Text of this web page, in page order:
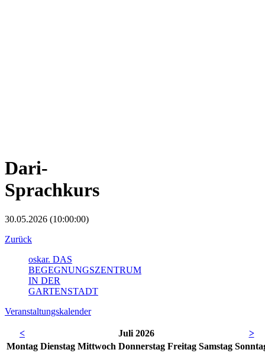
Dari-
Sprachkurs
30.05.2026 (10:00:00)
Zurück
oskar. DAS
BEGEGNUNGSZENTRUM
IN DER
GARTENSTADT
Veranstaltungskalender
< Juli 2026
>
Montag Dienstag Mittwoch Donnerstag Freitag Samstag So